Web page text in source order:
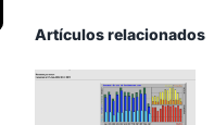
Artículos relacionados